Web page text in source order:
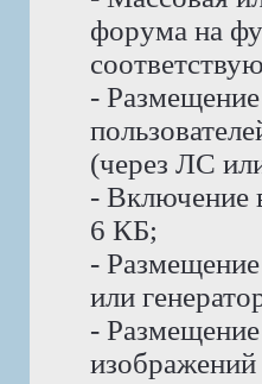
форума на
-
(через ЛС
- Включение
6 КБ;
-
или
-
изображений